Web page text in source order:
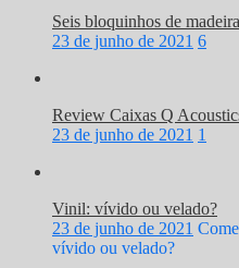
Seis bloquinhos de
23 de junho de 2021 6
Review Caixas Q
23 de junho de 2021 1
Vinil: vívido ou velado?
23 de junho de 2021
vívido ou velado?